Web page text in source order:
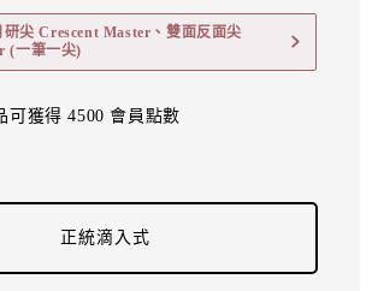
尖 Crescent Master、雙面反面尖
(一筆一尖)
可獲得 4500 會員點數
正統滴入式